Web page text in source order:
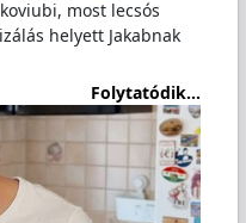
most lecsós
helyett Jakabnak
Folytatódik...